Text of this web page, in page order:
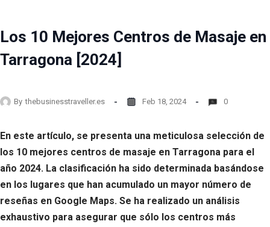
Los 10 Mejores Centros de Masaje en
Tarragona [2024]
By thebusinesstraveller.es Feb 18, 2024 0
En este artículo, se presenta una meticulosa selección de
los 10 mejores centros de masaje en Tarragona para el
año 2024. La clasificación ha sido determinada basándose
en los lugares que han acumulado un mayor número de
reseñas en Google Maps. Se ha realizado un análisis
exhaustivo para asegurar que sólo los centros más